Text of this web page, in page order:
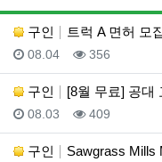
구인
트럭 A 면허 모
등록일
08.04 조회
356
구인 [8월 무료] 공
등록일
08.03 조회
409
구인 Sawgrass Mills